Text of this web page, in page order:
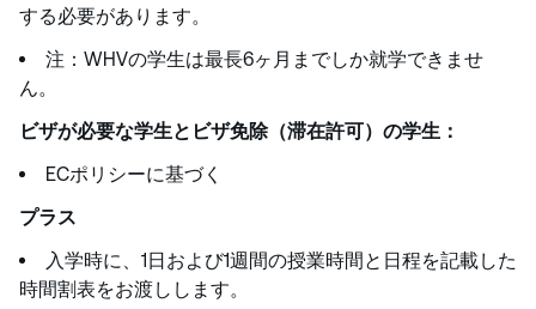
する必要があります。
注：WHVの学生は最長6ヶ月までしか就学できませ
ん。
ビザが必要な学生とビザ免除（滞在許可）の学生：
ECポリシーに基づく
プラス
入学時に、1日および1週間の授業時間と日程を記載した
時間割表をお渡しします。